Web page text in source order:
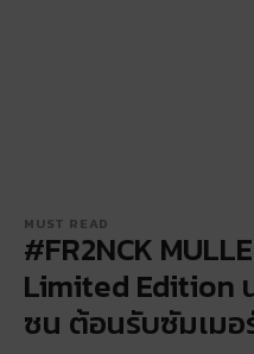
MUST READ
#FR2NCK
Limited Edition
ซน ต้อนรับซัมเมอ